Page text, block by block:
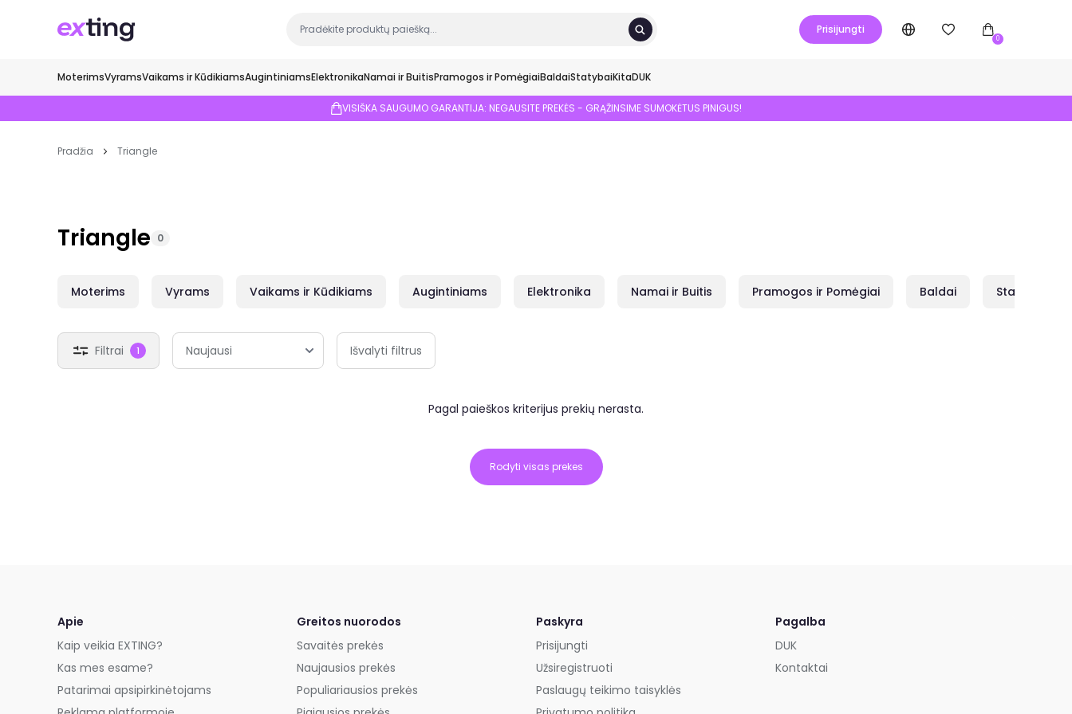
Prisijungti
0
MoterimsVyramsVaikams ir KūdikiamsAugintiniamsElektronikaNamai ir BuitisPramogos ir PomėgiaiBaldaiStatybaiKitaDUK
VISIŠKA SAUGUMO GARANTIJA: NEGAUSITE PREKĖS - GRĄŽINSIME SUMOKĖTUS PINIGUS!
Pradžia Triangle
Triangle 0
Moterims Vyrams Vaikams ir Kūdikiams Augintiniams Elektronika Namai ir Buitis Pramogos ir Pomėgiai Baldai Statybai
Filtrai 1 Išvalyti filtrus
Pagal paieškos kriterijus prekių nerasta.
Rodyti visas prekes
Apie
Kaip veikia EXTING?
Kas mes esame?
Patarimai apsipirkinėtojams
Greitos nuorodos
Savaitės prekės
Naujausios prekės
Populiariausios prekės
Paskyra
Prisijungti
Užsiregistruoti
Paslaugų teikimo taisyklės
Pagalba
DUK
Kontaktai